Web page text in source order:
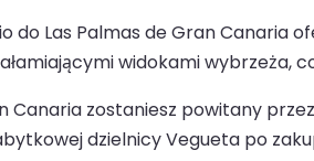
do Las Palmas de Gran
widokami
Canaria zostaniesz powitany
dzielnicy Vegueta po